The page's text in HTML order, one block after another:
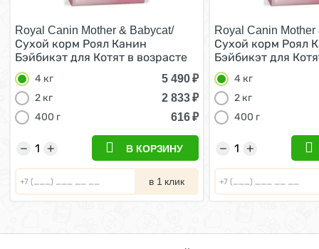
Royal Canin Mother & Babycat/
Сухой корм Роял Канин
Бэйбикэт для Котят в возрасте
от 1 до 4 месяцев 4 кг
4 кг 5 490₽
2 кг
2 833₽
400 г
616₽
+
− В КОРЗИНУ
в 1 клик
Royal Canin Mother
Сухой корм Роял
Бэйбикэт для
от 1 до 4 месяцев
4 кг
2 кг
400 г
+
−